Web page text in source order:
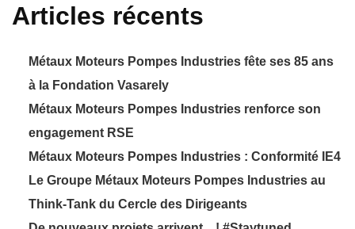
Articles récents
Métaux Moteurs Pompes Industries fête ses 85 ans
à la Fondation Vasarely
Métaux Moteurs Pompes Industries renforce son
engagement RSE
Métaux Moteurs Pompes Industries : Conformité IE4
Le Groupe Métaux Moteurs Pompes Industries au
Think-Tank du Cercle des Dirigeants